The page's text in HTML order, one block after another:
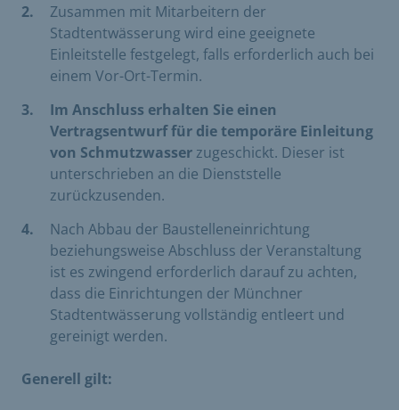
Zusammen mit Mitarbeitern der
Stadtentwässerung wird eine geeignete
Einleitstelle festgelegt, falls erforderlich auch bei
einem Vor-Ort-Termin.
Im Anschluss erhalten Sie einen
Vertragsentwurf für die temporäre Einleitung
von Schmutzwasser zugeschickt. Dieser ist
unterschrieben an die Dienststelle
zurückzusenden.
Nach Abbau der Baustelleneinrichtung
beziehungsweise Abschluss der Veranstaltung
ist es zwingend erforderlich darauf zu achten,
dass die Einrichtungen der Münchner
Stadtentwässerung vollständig entleert und
gereinigt werden.
Generell gilt: